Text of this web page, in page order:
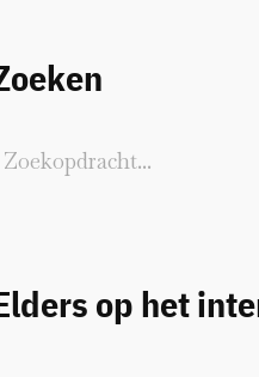
op het